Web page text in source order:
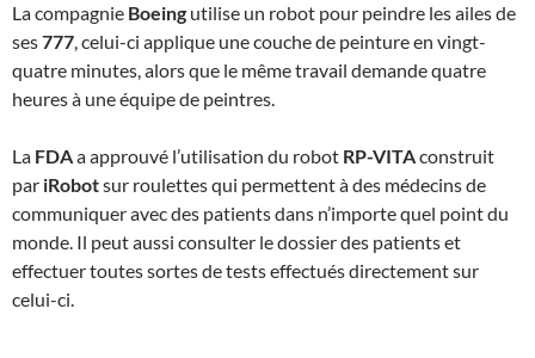
La compagnie Boeing utilise un robot pour peindre les ailes de
ses777, celui-ci applique une couche de peinture en vingt-
quatre minutes, alors que le même travail demande quatre
heures à une équipe de peintres.
La FDAa approuvé l’utilisation du robot RP-VITAconstruit
par iRobotsur roulettes qui permettent à des médecins de
communiquer avec des patients dans n’importe quel point du
monde. Il peut aussi consulter le dossier des patients et
effectuer toutes sortes de tests effectués directement sur
celui-ci.